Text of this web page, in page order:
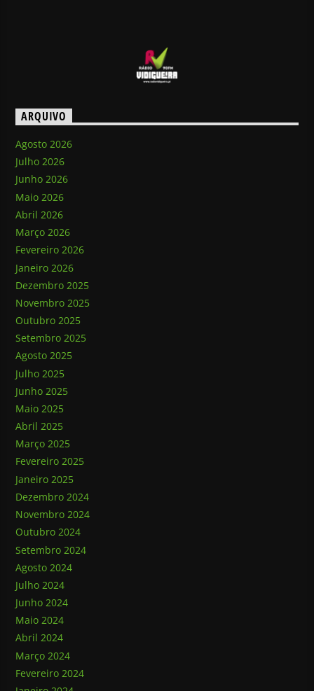
ARQUIVO
Agosto 2026
Julho 2026
Junho 2026
Maio 2026
Abril 2026
Março 2026
Fevereiro 2026
Janeiro 2026
Dezembro 2025
Novembro 2025
Outubro 2025
Setembro 2025
Agosto 2025
Julho 2025
Junho 2025
Maio 2025
Abril 2025
Março 2025
Fevereiro 2025
Janeiro 2025
Dezembro 2024
Novembro 2024
Outubro 2024
Setembro 2024
Agosto 2024
Julho 2024
Junho 2024
Maio 2024
Abril 2024
Março 2024
Fevereiro 2024